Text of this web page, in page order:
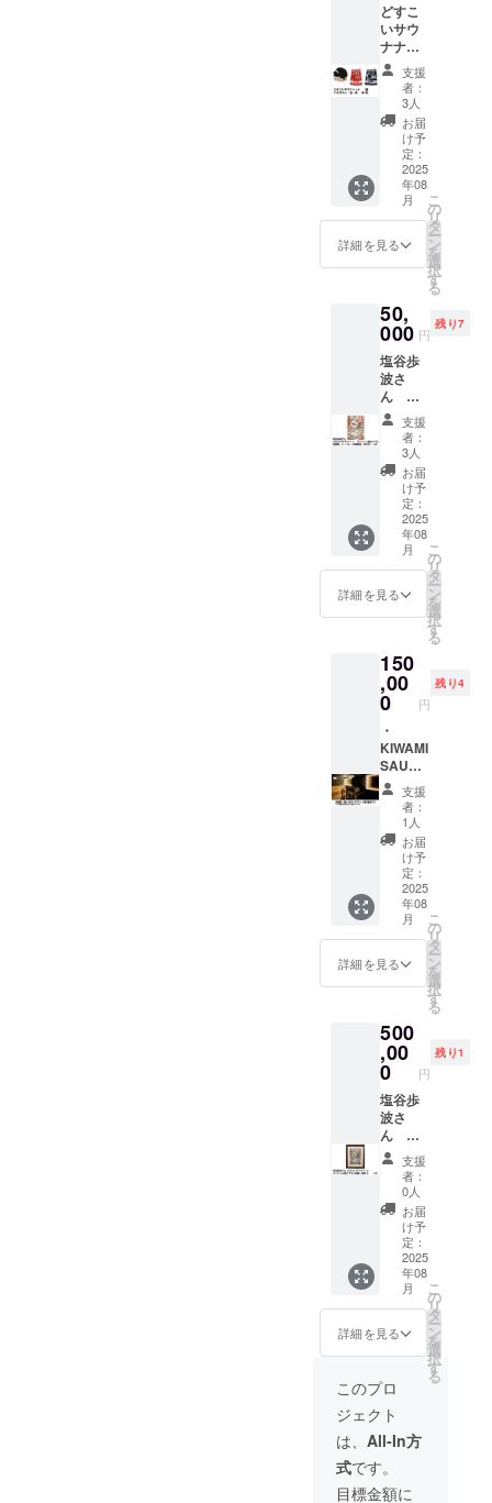
どすこ
いサウ
ナナ
ハッ
ト １
個 サイ
ス：
Free 化
粧廻し
風バス
タオル
(赤）
１枚 サ
イズ：
70cmx
140cm
し風バ
スタオ
ル
(青）
１枚 サ
イズ：
70cmx
140cm
支援
者：
3人
お届
け予
定：
2025
年08
月
詳細を見る
こ
の
リ
タ
ー
ン
を
選
択
す
る
50,
000 円
残り7
塩谷歩
波さ
ん オ
リジナ
ル描き
下ろし
額付き
複製
画
ジーク
レー印
刷 サ
イン入
り １
点 ※エ
ディ
ナン
バーの
指定は
頂けま
せん。
どすこ
いサウ
ナナ
ハッ
ト １
個 サイ
ズ：
Free 化
粧廻し
風バス
タオル
(赤or
青）
どちら
か１枚
ズ：
70cmx
140cm
支援
者：
3人
お届
け予
定：
2025
年08
月
詳細を見る
こ
の
リ
タ
ー
ン
を
選
択
す
る
150
,00
0 円
残り4
・
KIWAMI
SAUNA
貸し
切りプ
ラン 6
名様ま
で ・有
効期
限：
2025年
9月から
2026年
2月末ま
で どす
こいサ
ハッ
ト ６
個 サイ
ズ：
Free 化
粧廻し
風バス
タオル
(赤、
青）
各色３
枚 サイ
ズ：
70cmx
140cm
支援
者：
1人
お届
け予
定：
2025
年08
月
詳細を見る
こ
の
リ
タ
ー
ン
を
選
択
す
る
500
,00
0 円
残り1
塩谷歩
波さ
ん オ
リジナ
ル描き
下ろし
原画
（額付
き）
１点 ど
すこい
サウナ
ナハッ
ト １
個 サイ
ズ：
Free 化
粧廻し
風バス
タオル
(赤）
１枚 サ
イズ：
支援
者：
0人
お届
け予
定：
2025
年08
月
詳細を見る
こ
の
リ
タ
ー
ン
を
選
択
す
る
このプロ
ジェクト
は、 All-In方
式です。
目標金額に